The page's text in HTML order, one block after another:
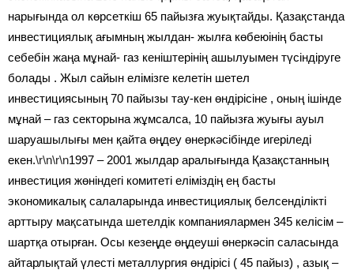
нарығында ол көрсеткіш 65 пайызға жуықтайды. Қазақстанда
инвестициялық ағымның жылдан- жылға көбеюінің басты
себебін жаңа мұнай- газ кеніштерінің ашылуымен түсіндіруге
болады . Жыл сайын елімізге келетін шетел
инвестициясының 70 пайызы тау-кен өндірісіне , оның ішінде
мұнай – газ секторына жұмсалса, 10 пайызға жуығы ауыл
шаруашылығы мен қайта өңдеу өнеркәсібінде игеріледі
екен.\r\n\r\n1997 – 2001 жылдар аралығында Қазақстанның
инвестиция жөніндегі комитеті еліміздің ең басты
экономикалық салаларында инвестициялық белсенділікті
арттыру мақсатында шетелдік компаниялармен 345 келісім –
шартқа отырған. Осы кезеңде өңдеуші өнеркәсіп саласында
айтарлықтай үлесті металлургия өндірісі ( 45 пайыз) , азық –